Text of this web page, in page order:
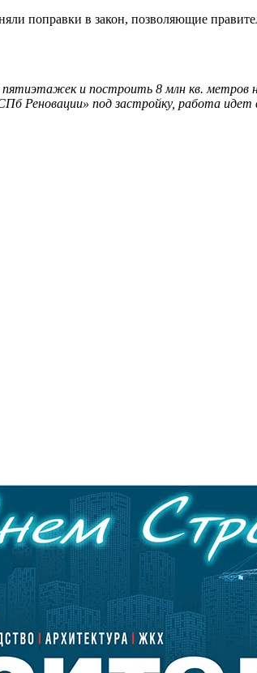
поправки в закон, позволяющие
и построить 8 млн кв.
Реновации» под застройку, работа